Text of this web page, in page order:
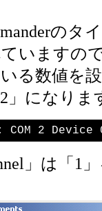
のタ
いますの
る数値を
」になりま
COM 2 Device
」は「1